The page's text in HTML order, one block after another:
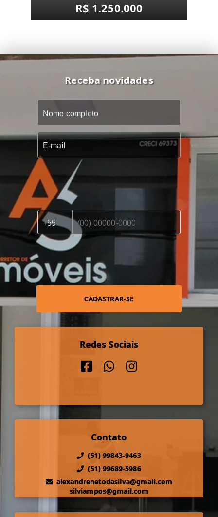
R$ 1.250.000
Receba novidades
CADASTRAR-SE
Redes Sociais
Contato
(51) 99843-9463
(51) 99689-5986
alexandrenetodasilva@gmail.com
silviampos@gmail.com